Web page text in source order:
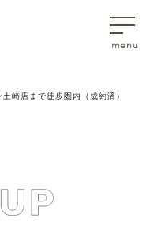
土崎店まで徒歩圏内（成約済）